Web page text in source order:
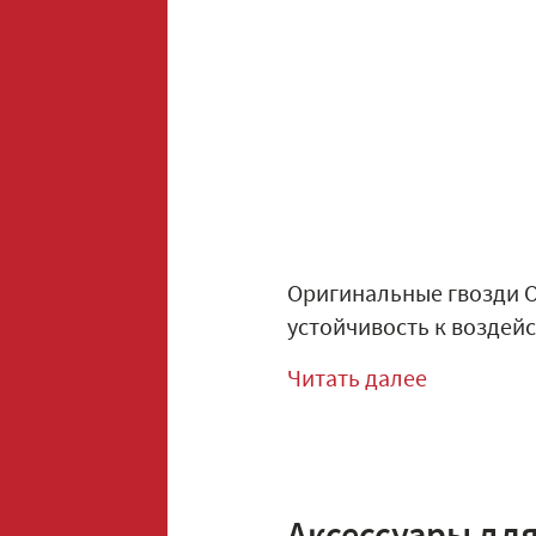
Оригинальные гвозди
устойчивость к
Читать далее